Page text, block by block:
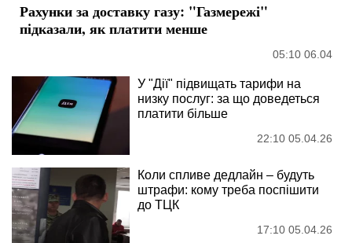
Рахунки за доставку газу: "Газмережі"
підказали, як платити менше
05:10 06.04
У "Дії" підвищать тарифи на
низку послуг: за що доведеться
платити більше
22:10 05.04.26
Коли спливе дедлайн – будуть
штрафи: кому треба поспішити
до ТЦК
17:10 05.04.26